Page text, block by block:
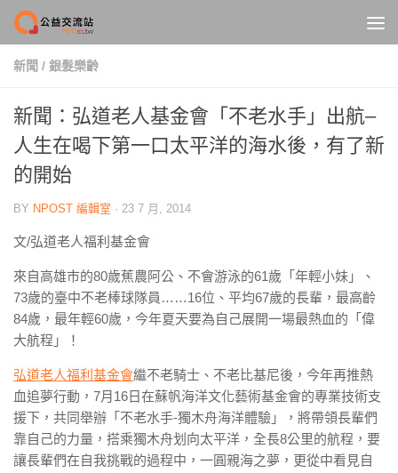
Skip to content
新聞 / 銀髮樂齡
新聞：弘道老人基金會「不老水手」出航–
人生在喝下第一口太平洋的海水後，有了新
的開始
BY NPOST 編輯室 · 23 7 月, 2014
文/弘道老人福利基金會
來自高雄市的80歲蕉農阿公、不會游泳的61歲「年輕小妹」、
73歲的臺中不老棒球隊員……16位、平均67歲的長輩，最高齡
84歲，最年輕60歲，今年夏天要為自己展開一場最熱血的「偉
大航程」！
弘道老人福利基金會繼不老騎士、不老比基尼後，今年再推熱
血追夢行動，7月16日在蘇帆海洋文化藝術基金會的專業技術支
援下，共同舉辦「不老水手-獨木舟海洋體驗」，將帶領長輩們
靠自己的力量，搭乘獨木舟划向太平洋，全長8公里的航程，要
讓長輩們在自我挑戰的過程中，一圓親海之夢，更從中看見自